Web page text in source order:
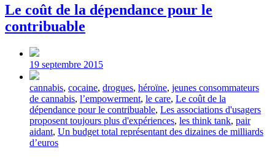
Le coût de la dépendance pour le
contribuable
Post
date
19 septembre 2015
Tagged
with
cannabis, cocaine, drogues, héroïne, jeunes consommateurs
de cannabis, l’empowerment, le care, Le coût de la
dépendance pour le contribuable, Les associations d'usagers
proposent toujours plus d'expériences, les think tank, pair
aidant, Un budget total représentant des dizaines de milliards
d’euros